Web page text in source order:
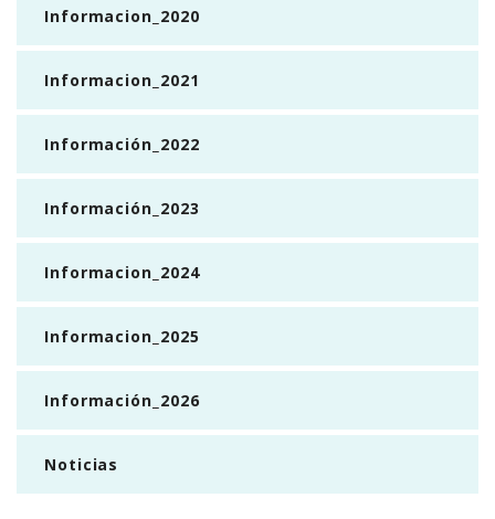
Informacion_2020
Informacion_2021
Información_2022
Información_2023
Informacion_2024
Informacion_2025
Información_2026
Noticias